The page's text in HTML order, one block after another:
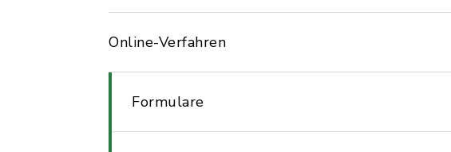
Online-Verfahren
Formulare